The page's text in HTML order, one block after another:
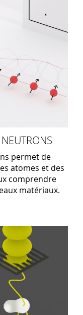
permet de
atomes et des
comprendre
matériaux.